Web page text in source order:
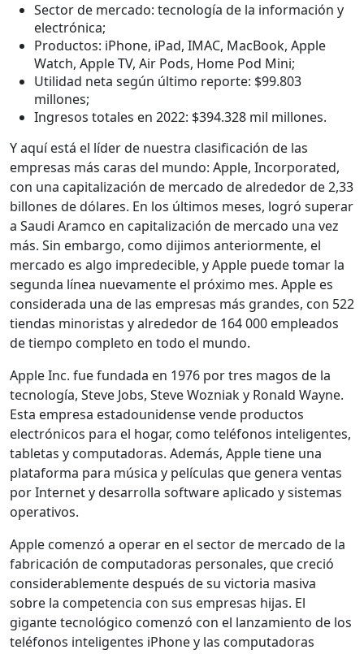
Sector de mercado: tecnología de la información y
electrónica;
Productos: iPhone, iPad, IMAC, MacBook, Apple
Watch, Apple TV, Air Pods, Home Pod Mini;
Utilidad neta según último reporte: $99.803
millones;
Ingresos totales en 2022: $394.328 mil millones.
Y aquí está el líder de nuestra clasificación de las
empresas más caras del mundo: Apple, Incorporated,
con una capitalización de mercado de alrededor de 2,33
billones de dólares. En los últimos meses, logró superar
a Saudi Aramco en capitalización de mercado una vez
más. Sin embargo, como dijimos anteriormente, el
mercado es algo impredecible, y Apple puede tomar la
segunda línea nuevamente el próximo mes. Apple es
considerada una de las empresas más grandes, con 522
tiendas minoristas y alrededor de 164 000 empleados
de tiempo completo en todo el mundo.
Apple Inc. fue fundada en 1976 por tres magos de la
tecnología, Steve Jobs, Steve Wozniak y Ronald Wayne.
Esta empresa estadounidense vende productos
electrónicos para el hogar, como teléfonos inteligentes,
tabletas y computadoras. Además, Apple tiene una
plataforma para música y películas que genera ventas
por Internet y desarrolla software aplicado y sistemas
operativos.
Apple comenzó a operar en el sector de mercado de la
fabricación de computadoras personales, que creció
considerablemente después de su victoria masiva
sobre la competencia con sus empresas hijas. El
gigante tecnológico comenzó con el lanzamiento de los
teléfonos inteligentes iPhone y las computadoras